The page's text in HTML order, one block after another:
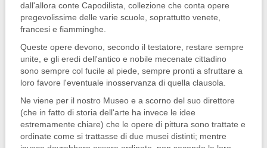
dall'allora conte Capodilista, collezione che conta opere
pregevolissime delle varie scuole, soprattutto venete,
francesi e fiammin­ghe.
Queste opere devono, secondo il testatore, restare sempre
unite, e gli eredi dell'antico e nobile mecenate cittadino
sono sempre col fucile al piede, sempre pronti a sfruttare a
loro favore l'even­tuale inosservanza di quella clausola.
Ne viene per il nostro Museo e a scorno del suo direttore
(che in fatto di storia dell'arte ha invece le idee
estremamen­te chiare) che le opere di pittura sono trattate e
ordinate come si trattasse di due musei distinti; mentre